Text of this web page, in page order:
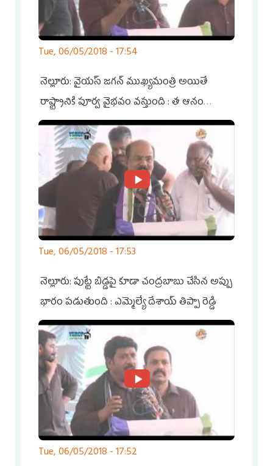
Tue, 06/05/2018 - 17:54
నెల్లూరు: వైయస్ జగన్ ముఖ్యమంత్రి అయితే
రాష్ట్రానికి పూర్వ వైభవం వస్తుంది : త ఆనం
విజయ్ కుమార్
Tue, 06/05/2018 - 17:53
నెల్లూరు: పుట్టే బిడ్డపై కూడా చంద్రబాబు చేసిన అప్పు
భారం పడుతుంది : ఎమ్మెల్యే దేశాయ్ తిప్పా రెడ్డి
Tue, 06/05/2018 - 17:52